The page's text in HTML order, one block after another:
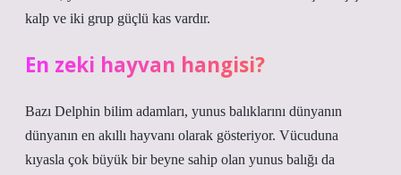
kalp ve iki grup güçlü kas vardır.
En zeki hayvan hangisi?
Bazı Delphin bilim adamları, yunus balıklarını dünyanın
dünyanın en akıllı hayvanı olarak gösteriyor. Vücuduna
kıyasla çok büyük bir beyne sahip olan yunus balığı da